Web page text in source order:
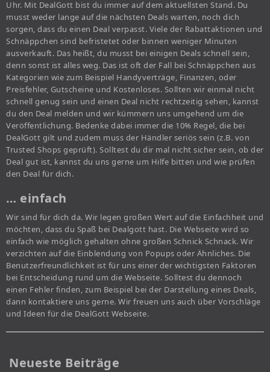
Uhr. Mit DealGott bist du immer auf dem aktuellsten Stand. Du
musst weder lange auf die nächsten Deals warten, noch dich
sorgen, dass du einen Deal verpasst. Viele der Rabattaktionen und
Schnäppchen sind befristetet oder binnen weniger Minuten
ausverkauft. Das heißt, du musst bei einigen Deals schnell sein,
denn sonst ist alles weg. Das ist oft der Fall bei Schnäppchen aus
Kategorien wie zum Beispiel Handyverträge, Finanzen, oder
Preisfehler, Gutscheine und Kostenloses. Sollten wir einmal nicht
schnell genug sein und einen Deal nicht rechtzeitig sehen, kannst
du den Deal melden und wir kümmern uns umgehend um die
Veröffentlichung. Bedenke dabei immer die 10% Regel, die bei
DealGott gilt und zudem muss der Händler seriös sein (z.B. von
Trusted Shops geprüft). Solltest du dir mal nicht sicher sein, ob der
Deal gut ist, kannst du uns gerne um Hilfe bitten und wie prüfen
den Deal für dich.
… einfach
Wir sind für dich da. Wir legen großen Wert auf die Einfachheit und
möchten, dass du Spaß bei Dealgott hast. Die Webseite wird so
einfach wie möglich gehalten ohne großen Schnick Schnack. Wir
verzichten auf die Einblendung von Popups oder Ähnliches. Die
Benutzerfreundlichkeit ist für uns einer der wichtigsten Faktoren
bei Entscheidung rund um die Webseite. Solltest du dennoch
einen Fehler finden, zum Beispiel bei der Darstellung eines Deals,
dann kontaktiere uns gerne. Wir freuen uns auch über Vorschläge
und Ideen für die DealGott Webseite.
Neueste Beiträge